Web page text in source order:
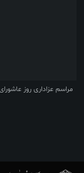
مراسم عزاداری روز